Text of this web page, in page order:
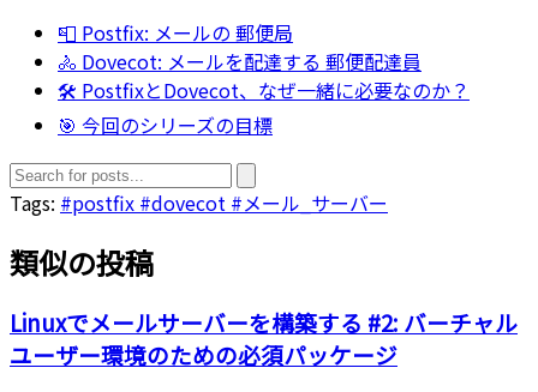
📮 Postfix: メールの 郵便局
🚴 Dovecot: メールを配達する 郵便配達員
🛠️ PostfixとDovecot、なぜ一緒に必要なのか？
🎯 今回のシリーズの目標
Tags: #postfix #dovecot #メール_サーバー
類似の投稿
Linuxでメールサーバーを構築する #2: バーチャル
ユーザー環境のための必須パッケージ